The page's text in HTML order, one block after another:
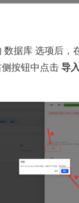
数据库 选项后，
按钮中点击 导